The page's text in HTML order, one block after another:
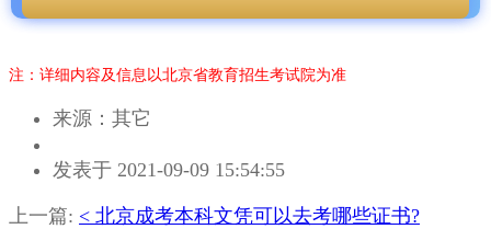
注：详细内容及信息以北京省教育招生考试院为准
来源：其它
者：
老
发表于 2021-09-09 15:54:55
上一篇: < 北京成考本科文凭可以去考哪些证书?